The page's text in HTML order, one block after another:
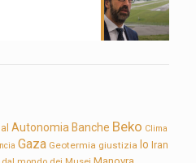
Autonomia Banche Beko Clima
Gaza Geotermia giustizia Io Iran